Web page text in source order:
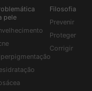
pele
Filosofia
Prevenir
Proteger
Corrigir